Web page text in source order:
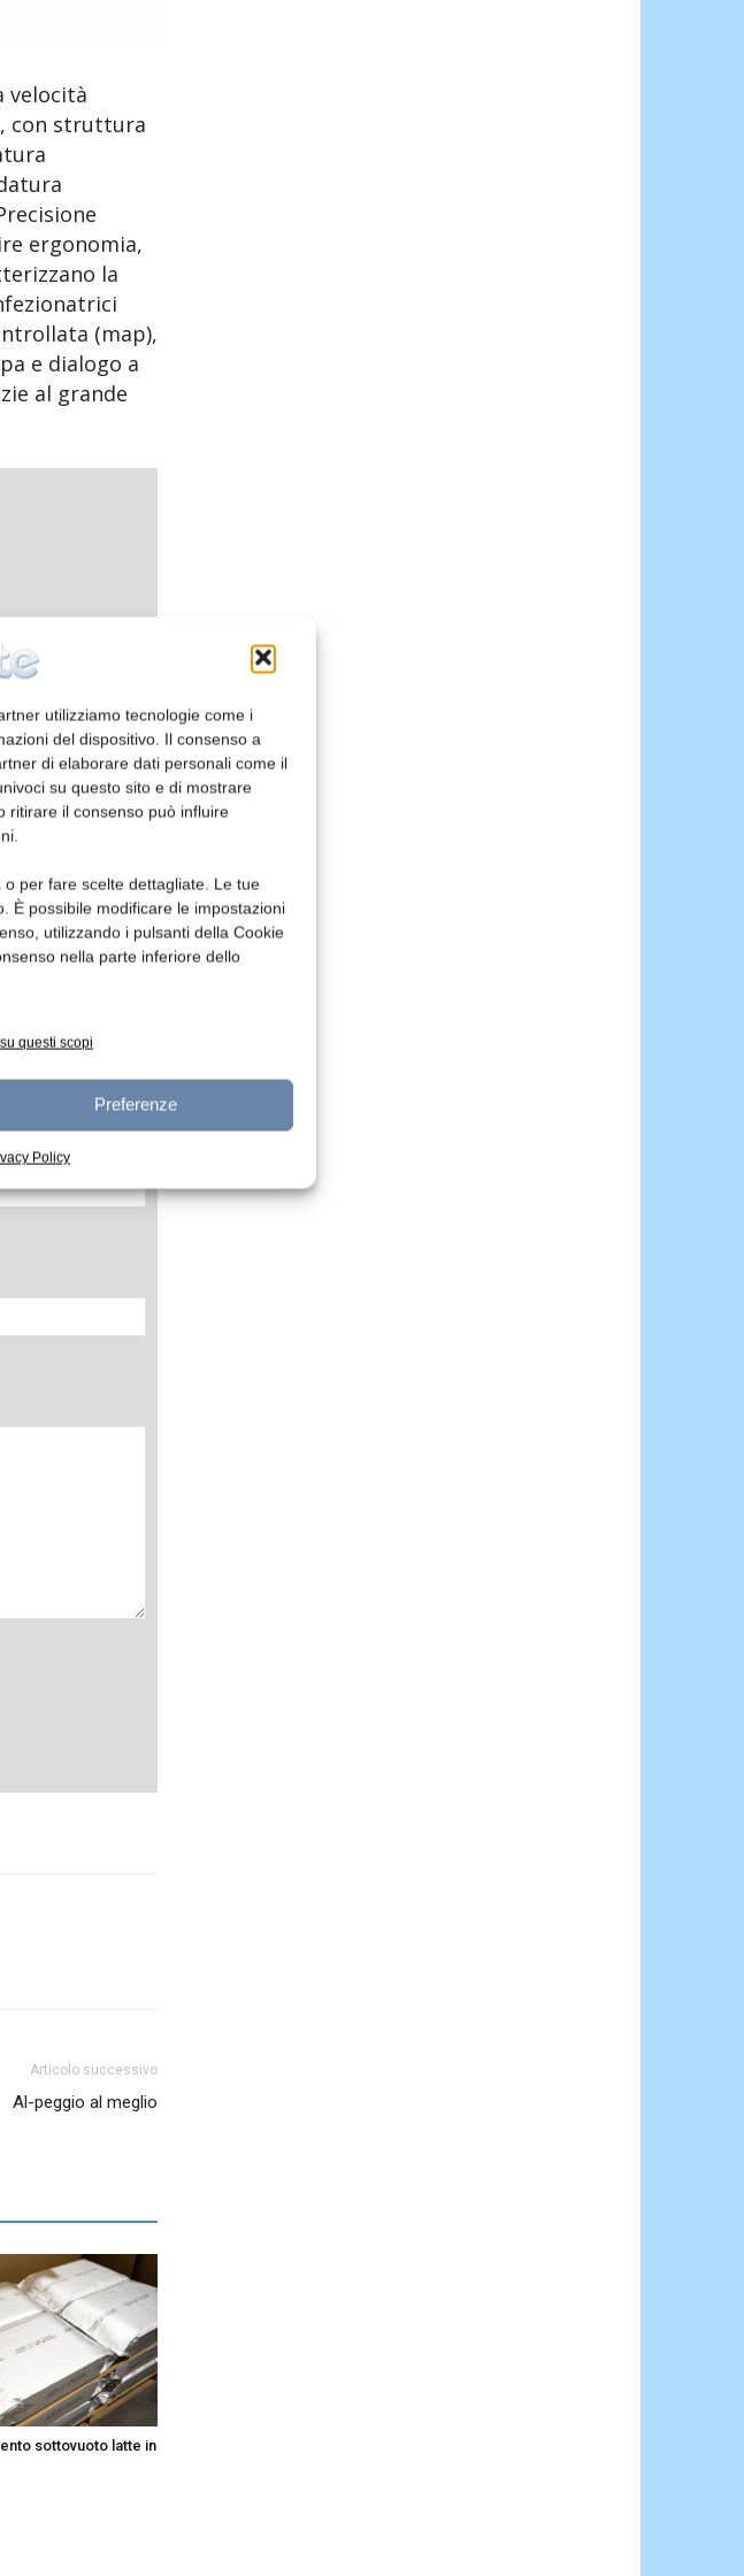
utilizziamo tecnologie come i
del dispositivo. Il consenso a
di elaborare dati personali come il
su questo sito e di mostrare
ritirare il consenso può influire
per fare scelte dettagliate. Le tue
È possibile modificare le impostazioni
utilizzando i pulsanti della Cookie
nella parte inferiore dello
questi scopi
Preferenze
Policy
velocità
con struttura
ergonomia,
la
(map),
e dialogo a
al grande
Articolo successivo
Al-peggio al meglio
sottovuoto latte in